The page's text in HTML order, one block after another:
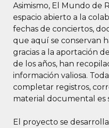
Asimismo, El Mundo de
espacio abierto a la
fechas de conciertos,
que aquí se conservan
gracias a la aportación
de los años, han
información valiosa.
completar registros,
material documental es
El proyecto se